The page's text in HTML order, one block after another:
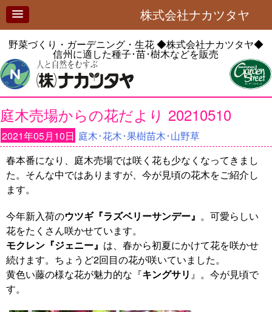
株式会社ナカツタヤ
野菜づくり・ガーデニング・生花◆株式会社ナカツタヤ◆
信州に適した種子･苗･樹木などを販売
庭木売場からの花だより 20210510
2021年05月10日 庭木･花木･果樹苗木･山野草
春本番になり、庭木売場では咲く花も少なくなってきまし
た。そんな中ではありますが、今が見頃の花木をご紹介し
ます。
今年新入荷のウツギ『ラズベリーサンデー』 。可愛らしい
花をたくさん咲かせています。
モクレン『ジェニー』 は、春から初夏にかけて花を咲かせ
続けます。ちょうど2回目の花が咲いていました。
黄色い藤の様な花が魅力的な『キングサリ 』。今が見頃で
す。